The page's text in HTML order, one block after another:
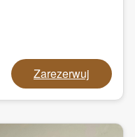
Zarezerwuj